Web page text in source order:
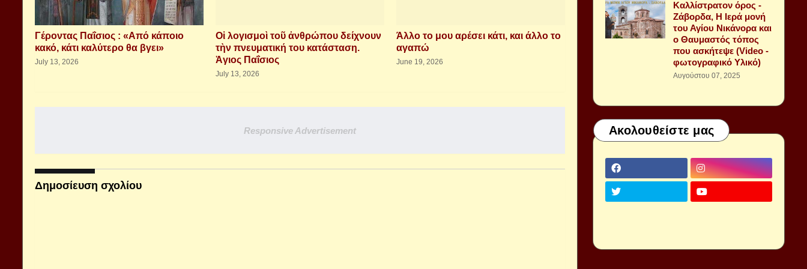
Γέροντας Παΐσιος : «Από κάποιο
κακό, κάτι καλύτερο θα βγει»
July 13, 2026
Οἱ λογισμοὶ τοῦ ἀνθρώπου δείχνουν
τὴν πνευματική του κατάσταση.
Ἁγιος Παΐσιος
July 13, 2026
Άλλο το μου αρέσει κάτι, και άλλο το
αγαπώ
June 19, 2026
Responsive Advertisement
Δημοσίευση σχολίου
Καλλίστρατον όρος -
Ζάβορδα, Η Ιερά μονή
του Αγίου Νικάνορα και
ο Θαυμαστός τόπος
που ασκήτεψε (Video -
φωτογραφικό Υλικό)
Αυγούστου 07, 2025
Ακολουθείστε μας